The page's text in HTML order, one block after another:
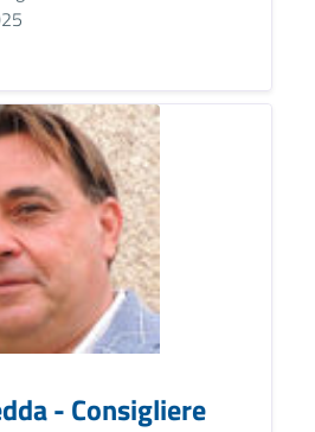
- Consigliere